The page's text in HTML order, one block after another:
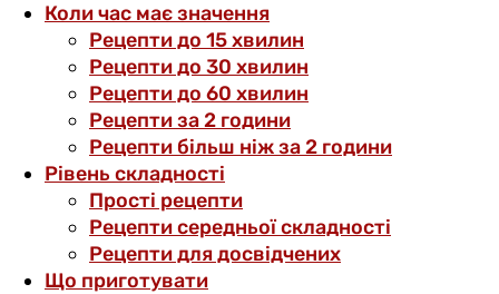
Коли час має значення
Рецепти до 15 хвилин
Рецепти до 30 хвилин
Рецепти до 60 хвилин
Рецепти за 2 години
Рецепти більш ніж за 2 години
Рівень складності
Прості рецепти
Рецепти середньої складності
Рецепти для досвідчених
Що приготувати